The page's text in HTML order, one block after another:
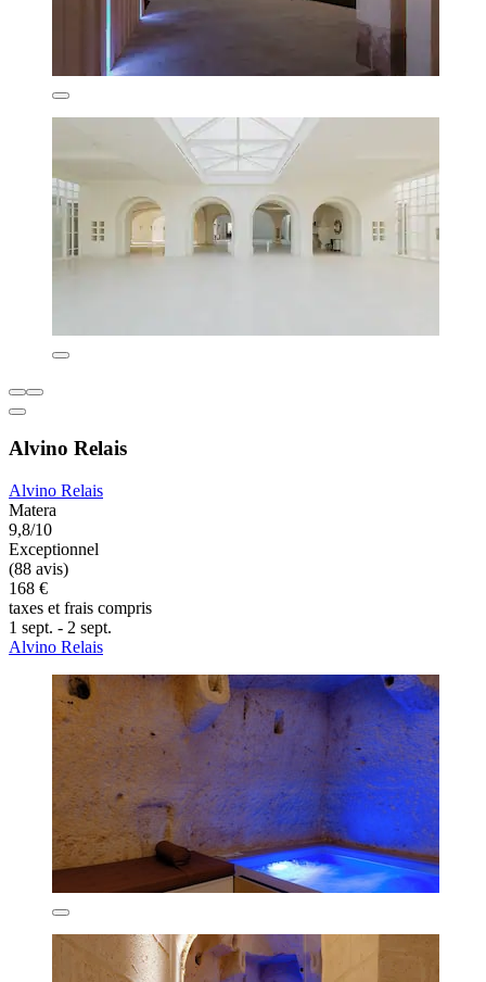
Alvino Relais
Alvino Relais
Matera
9,8/10
Exceptionnel
(88 avis)
168 €
taxes et frais compris
1 sept. - 2 sept.
Alvino Relais